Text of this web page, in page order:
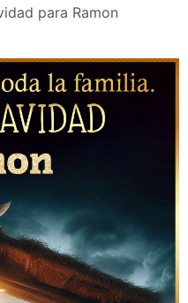
para Ramon